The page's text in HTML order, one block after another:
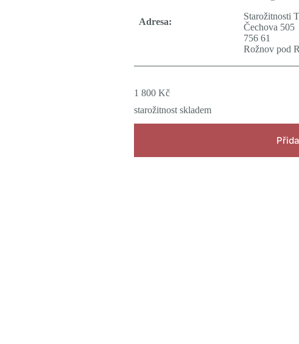
Adresa:
Starožitnosti
Čechova 505
756 61
Rožnov pod
1 800 Kč
starožitnost skladem